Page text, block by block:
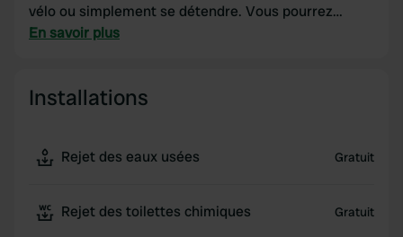
vélo ou simplement se détendre. Vous pourrez
également partir à la recherche de trésors cachés
bienvenus à It Griene Nêst pour vous relaxer et
reserveringsaanvraag@itgrienenest.nl ou venez
www.itgrienenest.nl pour connaître les
disponibilités.
En savoir plus
Installations
Rejet des eaux usées Gratuit
Rejet des toilettes chimiques Gratuit